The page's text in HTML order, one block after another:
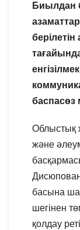
Биылдан
баспасөз
Облыстық
және
басына
шегінен
қолдау